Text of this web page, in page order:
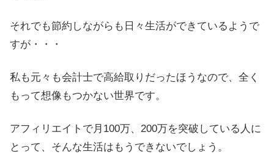
それでも節約しながらも日々生活ができているようで
すが・・・
私も元々も会計士で高給取りだったほうなので、全く
もって想像もつかない世界です。
アフィリエイトで月100万、200万を突破している人に
とって、そんな生活はもうできないでしょう。